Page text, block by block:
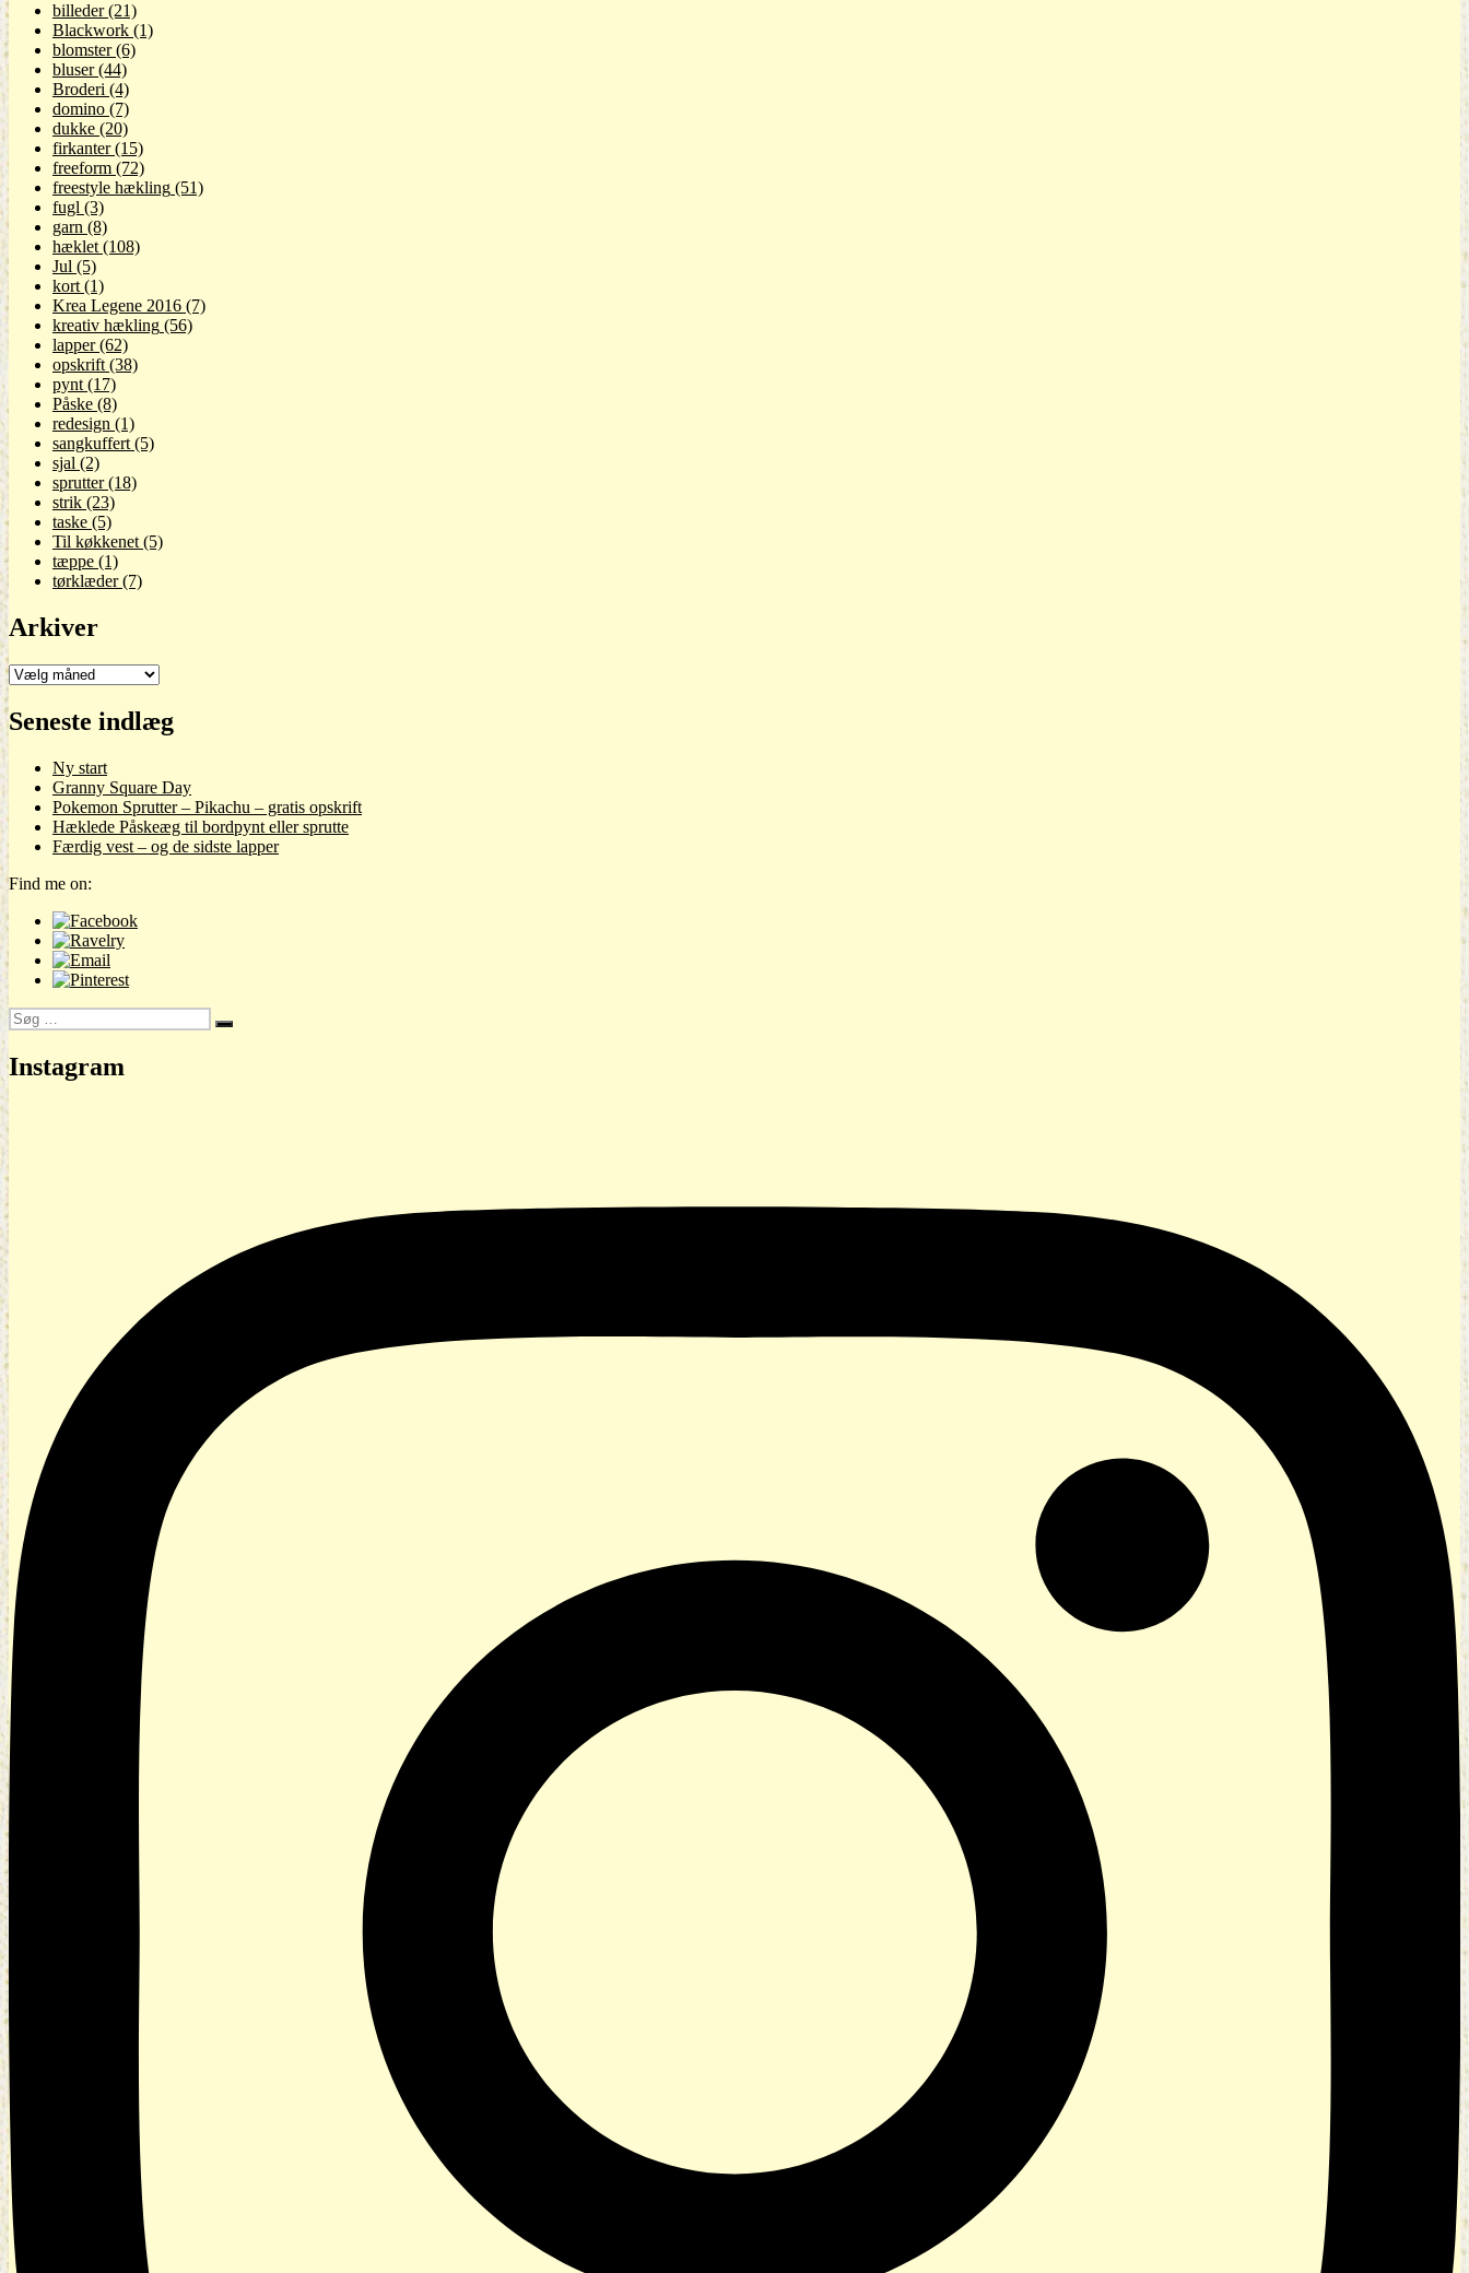
billeder(21)
Blackwork (1)
blomster(6)
bluser(44)
Broderi (4)
domino (7)
dukke (20)
firkanter(15)
freeform (72)
freestyle hækling (51)
fugl (3)
garn (8)
hæklet (108)
Jul (5)
kort (1)
Krea Legene 2016 (7)
kreativ hækling (56)
lapper(62)
opskrift (38)
pynt (17)
Påske (8)
redesign (1)
sangkuffert (5)
sjal (2)
sprutter(18)
strik (23)
taske (5)
Til køkkenet (5)
tæppe (1)
tørklæder(7)
Arkiver
Arkiver
Seneste indlæg
Ny start
Granny Square Day
Pokemon Sprutter – Pikachu – gratis opskrift
Hæklede Påskeæg til bordpynt eller sprutte
Færdig vest – og de sidste lapper
Find me on:
Søg
efter:
Søg
Instagram